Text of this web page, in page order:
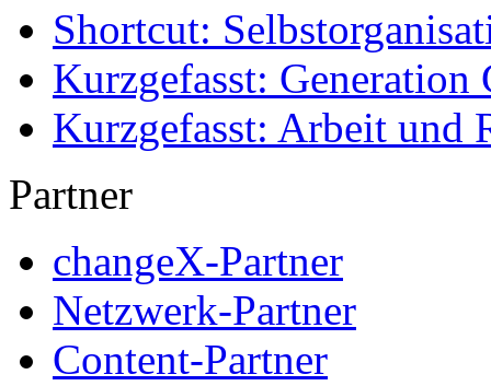
Shortcut:
Kurzgefasst: Generation
Kurzgefasst: Arbeit und
Partner
changeX-Partner
Netzwerk-Partner
Content-Partner